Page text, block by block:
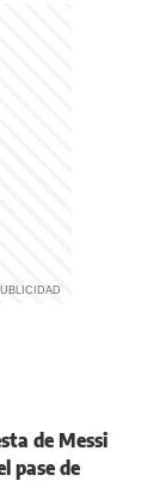
de Messi
pase de